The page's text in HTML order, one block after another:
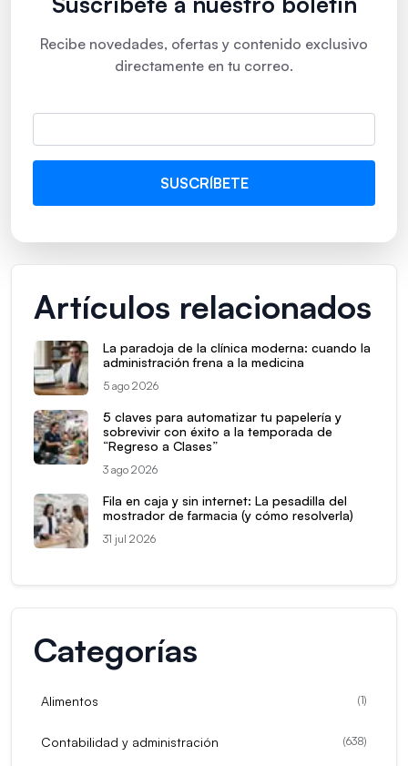
Recibe novedades, ofertas y contenido exclusivo
directamente en tu correo.
Artículos relacionados
La paradoja de la clínica moderna: cuando la
administración frena a la medicina
5 ago 2026
5 claves para automatizar tu papelería y
sobrevivir con éxito a la temporada de
“Regreso a Clases”
3 ago 2026
Fila en caja y sin internet: La pesadilla del
mostrador de farmacia (y cómo resolverla)
31 jul 2026
Categorías
Alimentos (1)
Contabilidad y administración (638)